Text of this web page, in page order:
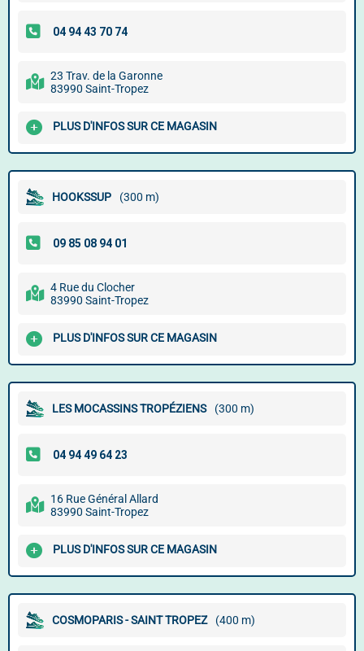
23 Trav. de la Garonne
83990 Saint-Tropez
PLUS D'INFOS SUR CE MAGASIN
HOOKSSUP (300 m)
4 Rue du Clocher
83990 Saint-Tropez
PLUS D'INFOS SUR CE MAGASIN
LES MOCASSINS TROPÉZIENS (300 m)
16 Rue Général Allard
83990 Saint-Tropez
PLUS D'INFOS SUR CE MAGASIN
COSMOPARIS - SAINT TROPEZ (400 m)